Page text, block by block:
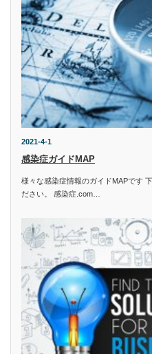
2021-4-1
感染症ガイドMAP
様々な感染症情報のガイドMAPです
ださい。 感染症.com…